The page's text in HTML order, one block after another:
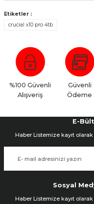
Etiketler :
crucial x10 pro 4tb
%100 Güvenli
Alışveriş
Güvenli
Ödeme
E-
Haber Listemize kayıt
Sosyal
Haber Listemize kayıt